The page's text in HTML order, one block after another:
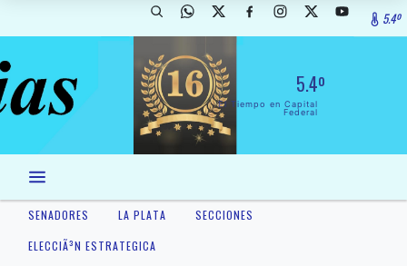
5.4º
5.4º
El Tiempo en Capital
Federal
SENADORES LA PLATA
SECCIONES
ELECCIÃ³N ESTRATEGICA